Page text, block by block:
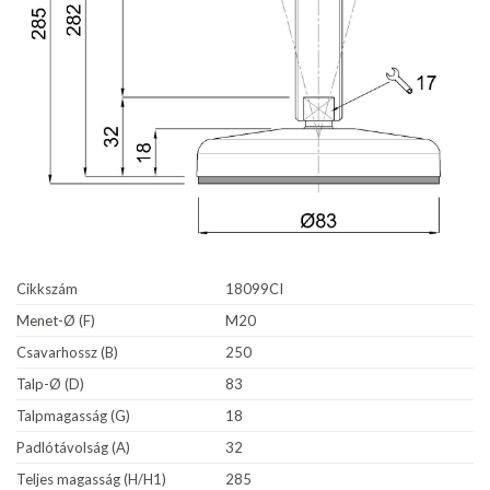
Cikkszám
18099CI
Menet-Ø (F)
M20
Csavarhossz (B)
250
Talp-Ø (D)
83
Talpmagasság (G)
18
Padlótávolság (A)
32
Teljes magasság (H/H1)
285